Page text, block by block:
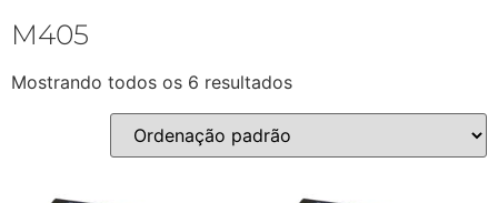
M405
Mostrando todos os 6 resultados